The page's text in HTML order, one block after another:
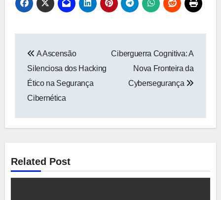
de
Post
A Ascensão
Silenciosa dos Hacking
Ético na Segurança
Cibernética
Ciberguerra Cognitiva: A
Nova Fronteira da
Cybersegurança
Related Post